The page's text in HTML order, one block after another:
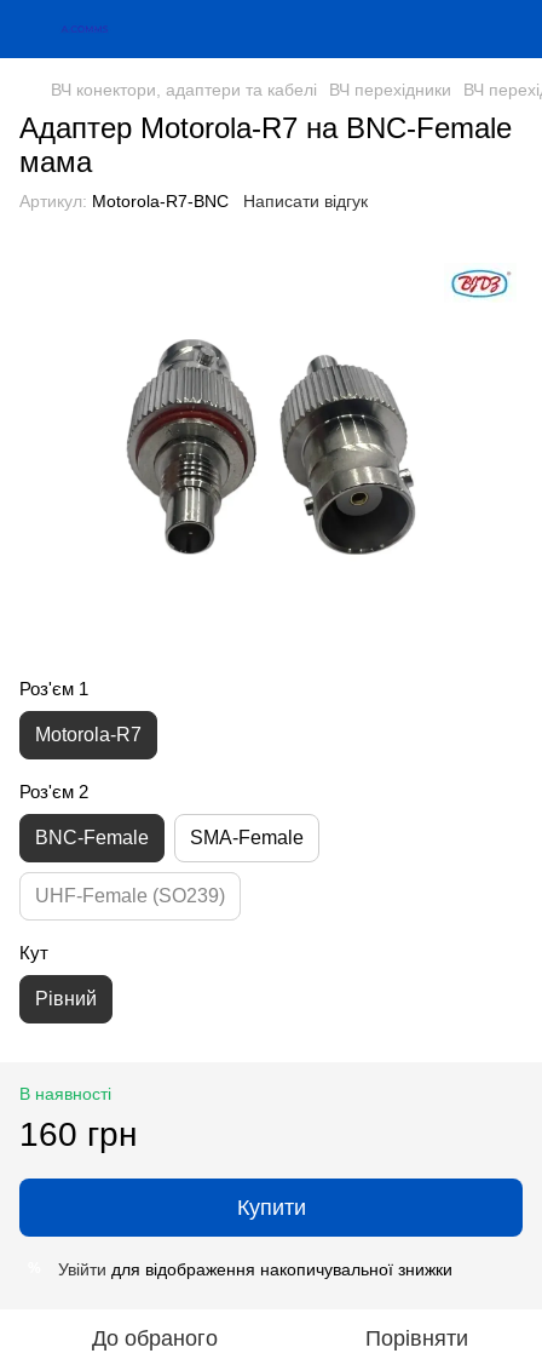
ВЧ конектори, адаптери та кабелі ВЧ перехідники ВЧ
Адаптер Motorola-R7 на BNC-Female
мама
Артикул: Motorola-R7-BNC Написати відгук
Роз'єм 1
Motorola-R7
Роз'єм 2
BNC-Female SMA-Female
UHF-Female (SO239)
Кут
Рівний
В наявності
160 грн
Купити
Увійти для відображення накопичувальної знижки
До обраного Порівняти